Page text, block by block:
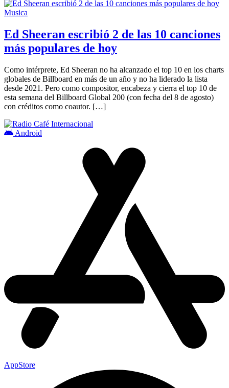
Musica
Ed Sheeran escribió 2 de las 10 canciones
más populares de hoy
Como intérprete, Ed Sheeran no ha alcanzado el top 10 en los charts
globales de Billboard en más de un año y no ha liderado la lista
desde 2021. Pero como compositor, encabeza y cierra el top 10 de
esta semana del Billboard Global 200 (con fecha del 8 de agosto)
con créditos como coautor. […]
Android
AppStore